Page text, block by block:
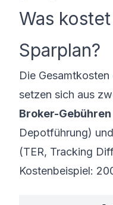
Was
Sparplan?
Die
setzen sich aus
Broker-Gebühren
Depotführung)
(TER, Tracking
Kostenbeispiel: